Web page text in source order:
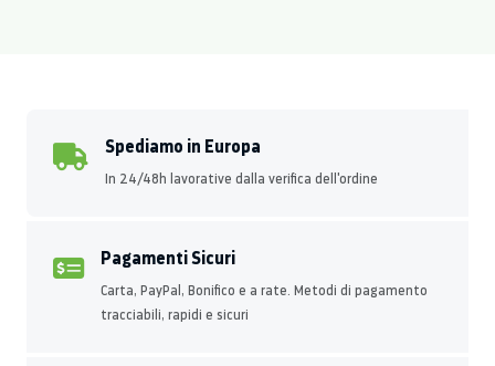
Spediamo in Europa
In 24/48h lavorative dalla verifica dell'ordine
Pagamenti Sicuri
Carta, PayPal, Bonifico e a rate. Metodi di pagamento
tracciabili, rapidi e sicuri